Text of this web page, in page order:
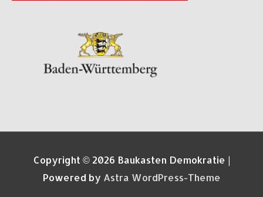
Copyright © 2026 Baukasten Demokratie |
Powered by Astra WordPress-Theme